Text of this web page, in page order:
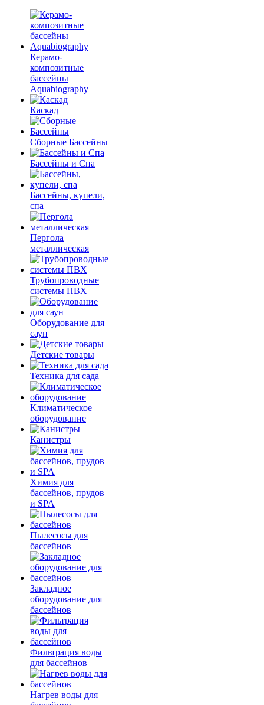
Керамо-
композитные
бассейны
Aquabiography
Каскад
Сборные Бассейны
Бассейны и Спа
Бассейны, купели,
спа
Пергола
металлическая
Трубопроводные
системы ПВХ
Оборудование для
саун
Детские товары
Техника для сада
Климатическое
оборудование
Канистры
Химия для
бассейнов, прудов
и SPA
Пылесосы для
бассейнов
Закладное
оборудование для
бассейнов
Фильтрация воды
для бассейнов
Нагрев воды для